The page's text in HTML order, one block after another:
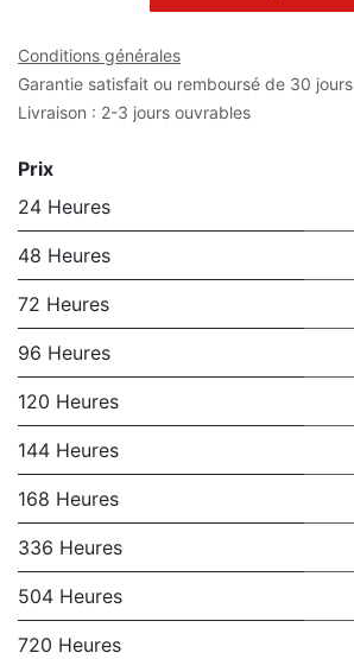
Conditions générales
Garantie satisfait ou remboursé de 30 jours
Livraison : 2-3 jours ouvrables
Prix
24 Heures
48 Heures
72 Heures
96 Heures
120 Heures
144 Heures
168 Heures
336 Heures
504 Heures
720 Heures